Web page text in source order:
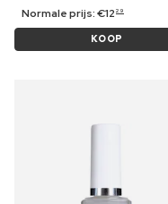
Normale prijs:€12 29
KOOP